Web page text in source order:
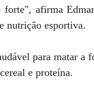
forte", afirma
nutrição esportiva.
para matar a
e proteína.